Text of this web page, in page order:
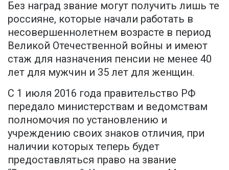
Без наград звание могут получить лишь те
россияне, которые начали работать в
несовершеннолетнем возрасте в период
Великой Отечественной войны и имеют
стаж для назначения пенсии не менее 40
лет для мужчин и 35 лет для женщин.
С 1 июля 2016 года правительство РФ
передало министерствам и ведомствам
полномочия по установлению и
учреждению своих знаков отличия, при
наличии которых теперь будет
предоставляться право на звание